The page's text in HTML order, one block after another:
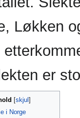
Løkken
er
i Norge